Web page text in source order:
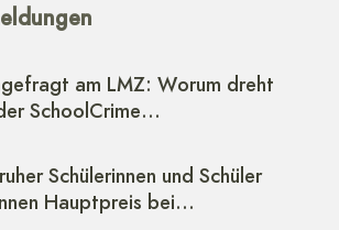
am LMZ: Worum dreht
SchoolCrime…
Schülerinnen und Schüler
Hauptpreis bei…